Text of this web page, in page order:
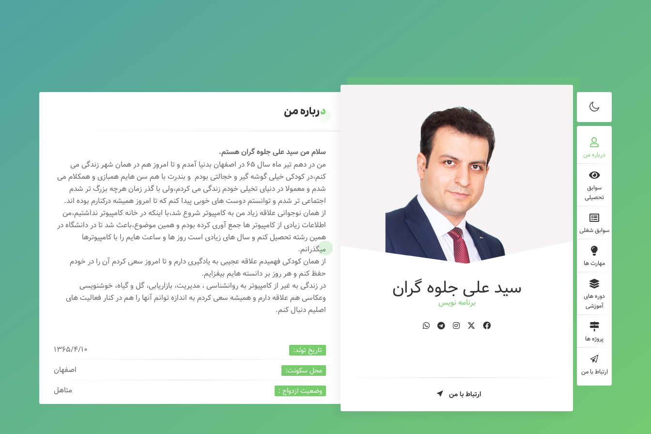
درباره من
سوابق
تحصیلی
سوابق شغلی
مهارت ها
دوره های
آموزشی
پروژه ها
ارتباط با من
سید علی جلوه گران
برنامه نویس
ارتباط با من
درباره من
سلام من سید علی جلوه گران هستم.
من در دهم تیر ماه سال ۶۵ در اصفهان بدنیا آمدم و تا امروز هم در همان شهر زندگی می
کنم،در کودکی خیلی گوشه گیر و خجالتی بودم و بندرت با هم سن هایم همبازی و همکلام می
شدم و معمولا در دنیای تخیلی خودم زندگی می کردم،ولی با گذر زمان هرچه بزرگ تر شدم
اجتماعی تر شدم و توانستم دوست های خوبی پیدا کنم که تا امروز همیشه درکنارم بوده اند.
از همان نوجوانی علاقه زیاد من به کامپیوتر شروع شد،با اینکه در خانه کامپیوتر نداشتیم،من
اطلاعات زیادی از کامپیوتر ها جمع آوری کرده بودم و همین موضوع،باعث شد تا در دانشگاه در
همین رشته تحصیل کنم و سال های زیادی است روز ها و ساعت هایم را با کامپیوترها
میگذرانم.
از همان کودکی فهمیدم علاقه عجیبی به یادگیری دارم و تا امروز سعی کردم آن را در خودم
حفظ کنم و هر روز بر دانسته هایم بیفزایم.
در زندگی به غیر از کامپیوتر به روانشناسی ، مدیریت، بازاریابی، گل و گیاه، خوشنویسی
وعکاسی هم علاقه دارم و همیشه سعی کردم به اندازه توانم آنها را هم در کنار فعالیت های
اصلیم دنبال کنم.
تاریخ تولد: ۱۳۶۵/۴/۱۰
محل سکونت: اصفهان
وضعیت ازدواج : متاهل